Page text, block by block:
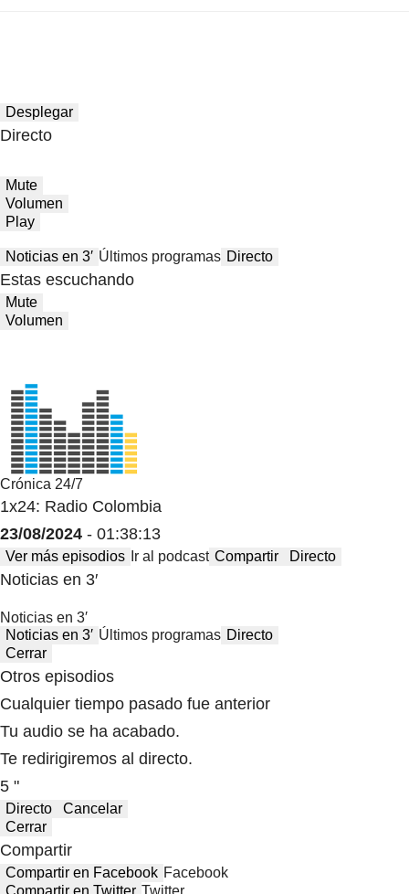
Desplegar
Directo
Mute
Volumen
Play
Noticias en 3′ Últimos programas Directo
Estas escuchando
Mute
Volumen
Crónica 24/7
1x24: Radio Colombia
23/08/2024 - 01:38:13
Ver más episodios Ir al podcast Compartir Directo
Noticias en 3′
Noticias en 3′
Noticias en 3′ Últimos programas Directo
Cerrar
Otros episodios
Cualquier tiempo pasado fue anterior
Tu audio se ha acabado.
Te redirigiremos al directo.
5 "
Directo
Cancelar
Cerrar
Compartir
Compartir en Facebook Facebook
Compartir en Twitter Twitter